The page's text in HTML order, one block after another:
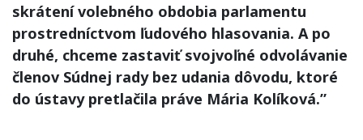
skrátení volebného obdobia parlamentu
prostredníctvom ľudového hlasovania. A po
druhé, chceme zastaviť svojvoľné odvolávanie
členov Súdnej rady bez udania dôvodu, ktoré
do ústavy pretlačila práve Mária Kolíková.”